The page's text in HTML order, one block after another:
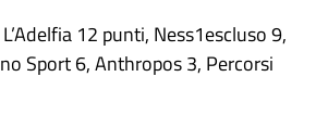
12 punti, Ness1escluso 9,
Sport 6, Anthropos 3, Percorsi